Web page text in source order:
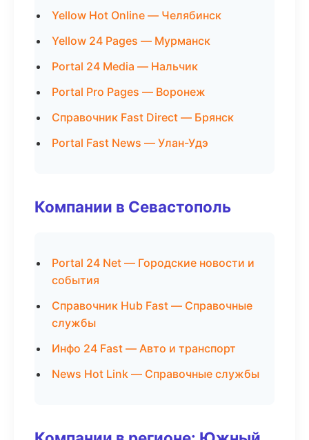
Yellow Hot Online — Челябинск
Yellow 24 Pages — Мурманск
Portal 24 Media — Нальчик
Portal Pro Pages — Воронеж
Справочник Fast Direct — Брянск
Portal Fast News — Улан-Удэ
Компании в Севастополь
Portal 24 Net — Городские новости и
события
Справочник Hub Fast — Справочные
службы
Инфо 24 Fast — Авто и транспорт
News Hot Link — Справочные службы